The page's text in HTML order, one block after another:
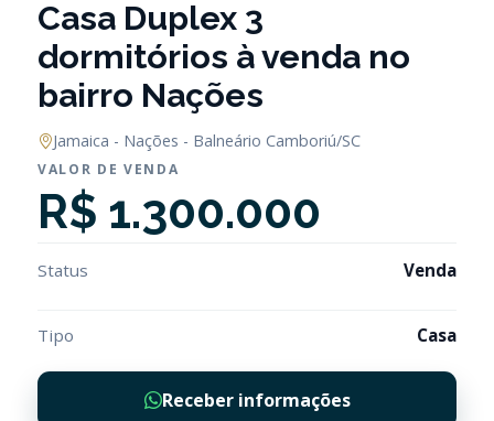
Casa Duplex 3
dormitórios à venda no
bairro Nações
Jamaica - Nações - Balneário Camboriú/SC
VALOR DE VENDA
R$ 1.300.000
Status Venda
Tipo Casa
Receber informações